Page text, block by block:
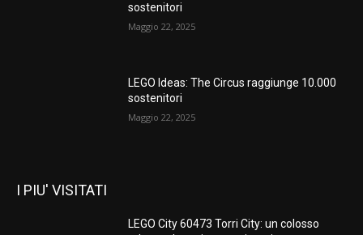
sostenitori
Maggio 22, 2025
LEGO Ideas: The Circus raggiunge 10.000
sostenitori
Maggio 22, 2025
I PIU' VISITATI
LEGO City 60473 Torri City: un colosso